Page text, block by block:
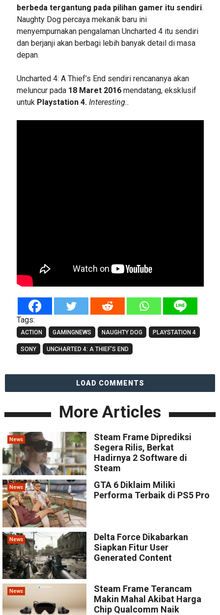
berbeda tergantung pada pilihan gamer itu sendiri.
Naughty Dog percaya mekanik baru ini
menyempurnakan pengalaman Uncharted 4 itu sendiri
dan berjanji akan berbagi lebih banyak detail di masa
depan.
Uncharted 4: A Thief’s End sendiri rencananya akan
meluncur pada18 Maret 2016mendatang, eksklusif
untukPlaystation 4. Interesting..
Tags:
ACTION GAMINGNEWS NAUGHTY DOG PLAYSTATION 4
SONY UNCHARTED 4: A THIEF'S END
LOAD COMMENTS
More Articles
News
Steam Frame Diprediksi
Segera Rilis, Berkat
Hadirnya 2 Software di
Steam
News
GTA 6 Diklaim Miliki
Performa Terbaik di PS5 Pro
News
Delta Force Dikabarkan
Siapkan Fitur User
Generated Content
News
Steam Frame Terancam
Makin Mahal Akibat Harga
Chip Qualcomm Naik